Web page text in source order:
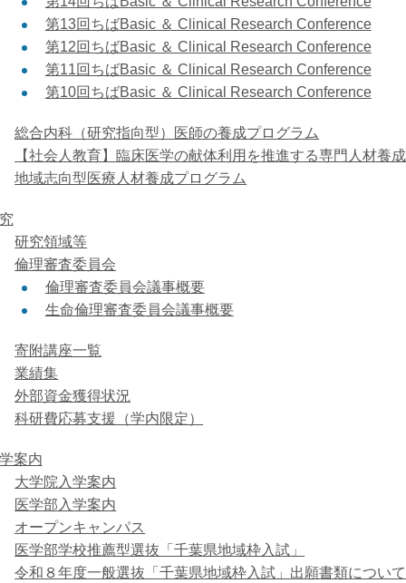
第13回ちばBasic ＆ Clinical Research Conference
第12回ちばBasic ＆ Clinical Research Conference
第11回ちばBasic ＆ Clinical Research Conference
第10回ちばBasic ＆ Clinical Research Conference
総合内科（研究指向型）医師の養成プログラム
【社会人教育】臨床医学の献体利用を推進する専門人材養
地域志向型医療人材養成プログラム
研究領域等
倫理審査委員会
倫理審査委員会議事概要
生命倫理審査委員会議事概要
寄附講座一覧
業績集
外部資金獲得状況
科研費応募支援（学内限定）
案内
大学院入学案内
医学部入学案内
オープンキャンパス
医学部学校推薦型選抜「千葉県地域枠入試」
令和８年度一般選抜「千葉県地域枠入試」出願書類について